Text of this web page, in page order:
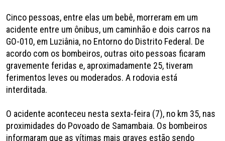
Cinco pessoas, entre elas um bebê, morreram em um
acidente entre um ônibus, um caminhão e dois carros na
GO-010, em Luziânia, no Entorno do Distrito Federal. De
acordo com os bombeiros, outras oito pessoas ficaram
gravemente feridas e, aproximadamente 25, tiveram
ferimentos leves ou moderados. A rodovia está
interditada.
O acidente aconteceu nesta sexta-feira (7), no km 35, nas
proximidades do Povoado de Samambaia. Os bombeiros
informaram que as vítimas mais graves estão sendo